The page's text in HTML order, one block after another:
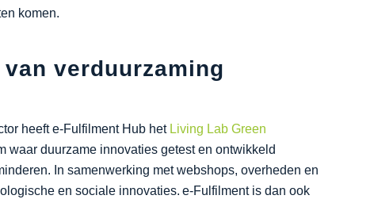
komen.
verduurzaming
heeft e-Fulfilment Hub het Living Lab Green
waar duurzame innovaties getest en ontwikkeld
In samenwerking met webshops, overheden en
en sociale innovaties. e-Fulfilment is dan ook